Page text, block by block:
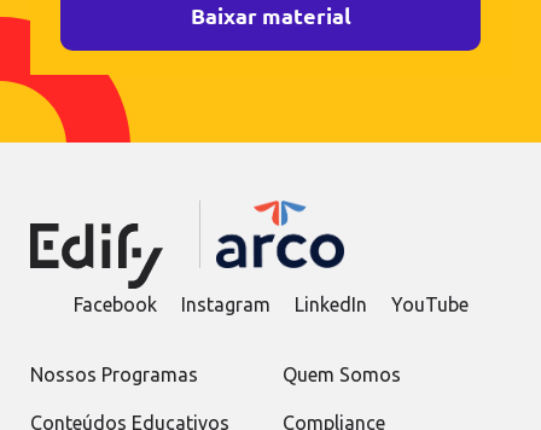
Baixar material
Facebook Instagram LinkedIn YouTube
Nossos Programas
Conteúdos Educativos
Quem Somos
Compliance